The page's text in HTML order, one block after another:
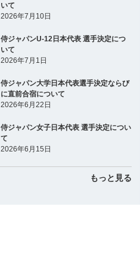
いて
2026年7月10日
侍ジャパンU-12日本代表 選手決定につ
いて
2026年7月1日
侍ジャパン大学日本代表選手決定ならび
に直前合宿について
2026年6月22日
侍ジャパン女子日本代表 選手決定につい
て
2026年6月15日
もっと見る